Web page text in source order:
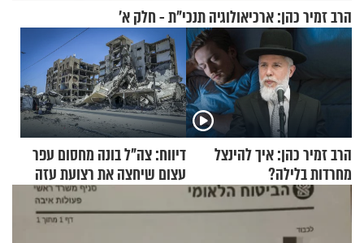
הרב זמיר כהן: ארכיאולוגיה תנכי"ת - חלק א’
הרב זמיר כהן: איך להינצל
מחרדות בלילה?
דיווח: צה"ל בונה מחסום עפר
עצום שיחצה את רצועת עזה